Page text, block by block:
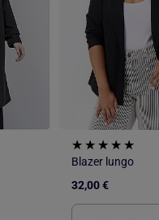
Blazer lungo
32,00 €